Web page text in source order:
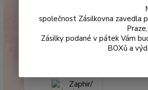
Zaphir/ Léto/
Novinka TOP produkt
společnost Zásilkovna zavedla
Zásilky podané v pátek Vám
BOXů a